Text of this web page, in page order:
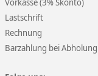
Vorkasse (3% Skonto)
Lastschrift
Rechnung
Barzahlung bei Abholung